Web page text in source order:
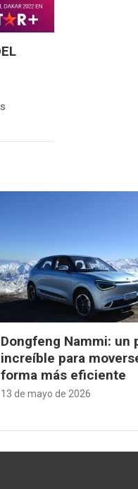
Dongfeng Nammi: un
increíble para
forma más eficiente
13 de mayo de 2026